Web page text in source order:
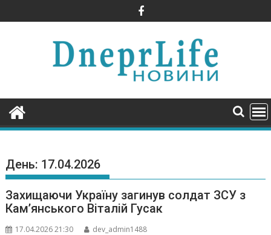
to
День: 17.04.2026
Захищаючи Україну загинув солдат ЗСУ з
Камʼянського Віталій Гусак
17.04.2026 21:30 dev_admin1488